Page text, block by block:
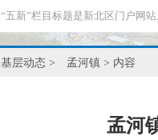
基层动态 > 孟河镇 > 内容
孟河